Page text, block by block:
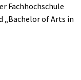
Fachhochschule
„Bachelor of Arts in